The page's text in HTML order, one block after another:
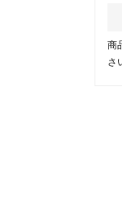
商
さ